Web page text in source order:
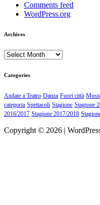
Comments feed
WordPress.org
Archives
Archives
Categories
Andate a Teatro Danza Fuori città
categoria Spettacoli Stagione Stagione
2016/2017 Stagione 2017/2018
Copyright © 2026 |